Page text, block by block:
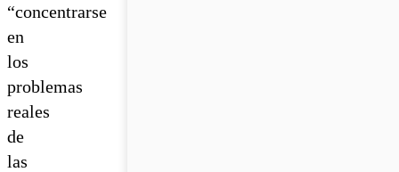
“concentrarse
en
los
problemas
reales
de
las